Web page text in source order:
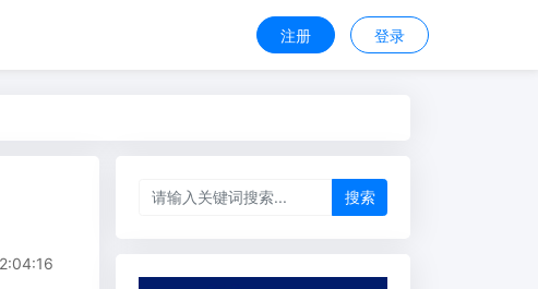
注册 登录
搜索